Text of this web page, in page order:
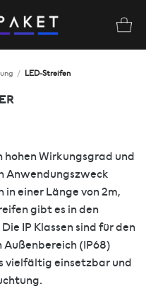
/ LED-Streifen
Wirkungsgrad und
Anwendungszweck
einer Länge von 2m,
gibt es in den
IP Klassen sind für den
Außenbereich (IP68)
vielfältig einsetzbar und